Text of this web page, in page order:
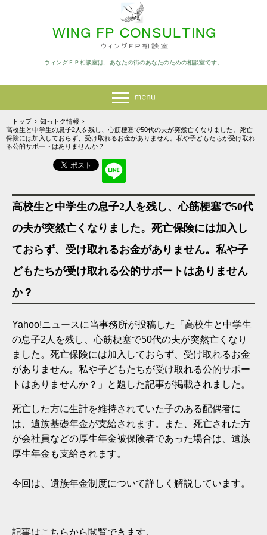
ウィングＦＰ相談室は、あなたの街のあなたのための相談室です。
トップ › 知っトク情報 ›
高校生と中学生の息子2人を残し、心筋梗塞で50代の夫が突然亡くなりました。死亡
保険には加入しておらず、受け取れるお金がありません。私や子どもたちが受け取れ
る公的サポートはありませんか？
高校生と中学生の息子2人を残し、心筋梗塞で50代
の夫が突然亡くなりました。死亡保険には加入し
ておらず、受け取れるお金がありません。私や子
どもたちが受け取れる公的サポートはありません
か？
Yahoo!ニュースに当事務所が投稿した「高校生と中学生
の息子2人を残し、心筋梗塞で50代の夫が突然亡くなり
ました。死亡保険には加入しておらず、受け取れるお金
がありません。私や子どもたちが受け取れる公的サポー
トはありませんか？」と題した記事が掲載されました。
死亡した方に生計を維持されていた子のある配偶者に
は、遺族基礎年金が支給されます。また、死亡された方
が会社員などの厚生年金被保険者であった場合は、遺族
厚生年金も支給されます。
今回は、遺族年金制度について詳しく解説しています。
記事はこちらから閲覧できます。